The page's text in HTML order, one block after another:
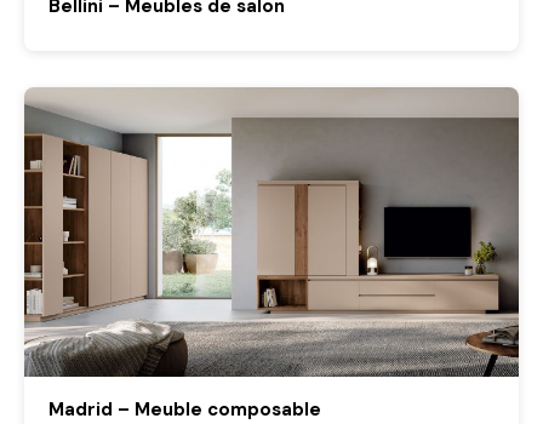
Bellini – Meubles de salon
Madrid – Meuble composable